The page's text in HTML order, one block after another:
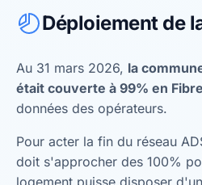
Déploiement de
Au 31 mars 2026, la
était couverte à 99% en
données des opérateurs.
Pour acter la fin du réseau
doit s'approcher des 100%
logement puisse disposer